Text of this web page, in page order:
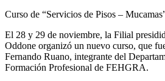
Curso de “Servicios de Pisos –
El 28 y 29 de noviembre, la Filial
Oddone organizó un nuevo curso, que
Fernando Ruano, integrante del
Formación Profesional de FEHGRA.